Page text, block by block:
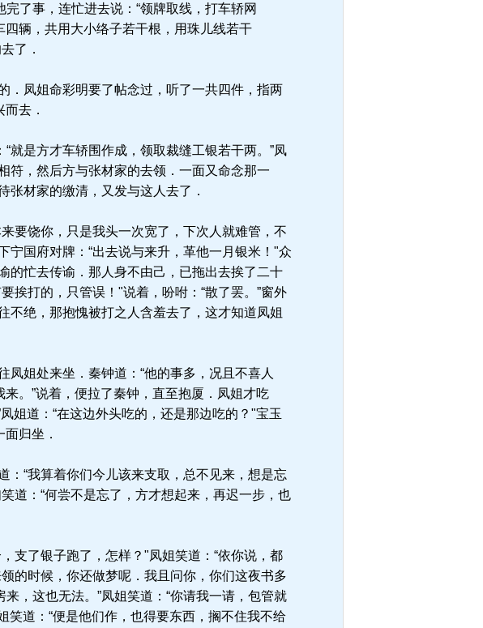
了事，连忙进去说：“领牌取线，打车轿网
辆，共用大小络子若干根，用珠儿线若干
了．
凤姐命彩明要了帖念过，听了一共四件，指两
去．
是方才车轿围作成，领取裁缝工银若干两。”凤
符，然后方与张材家的去领．一面又命念那一
材家的缴清，又发与这人去了．
要饶你，只是我头一次宽了，下次人就难管，不
宁国府对牌：“出去说与来升，革他一月银米！"众
的忙去传谕．那人身不由己，已拖出去挨了二十
挨打的，只管误！"说着，吩咐：“散了罢。”窗外
不绝，那抱愧被打之人含羞去了，这才知道凤姐
姐处来坐．秦钟道：“他的事多，况且不喜人
。”说着，便拉了秦钟，直至抱厦．凤姐才吃
姐道：“在这边外头吃的，还是那边吃的？"宝玉
归坐．
“我算着你们今儿该来支取，总不见来，想是忘
道：“何尝不是忘了，方才想起来，再迟一步，也
支了银子跑了，怎样？"凤姐笑道：“依你说，都
的时候，你还做梦呢．我且问你，你们这夜书多
，这也无法。”凤姐笑道：“你请我一请，包管就
笑道：“便是他们作，也得要东西，搁不住我不给